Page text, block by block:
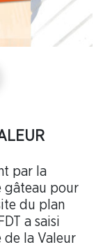
par la
gâteau pour
du plan
a saisi
de la Valeur